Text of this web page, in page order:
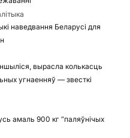
наведвання Беларусі для
вырасла колькасць
угнаенняў — звесткі
амаль 900 кг “паляўнічых